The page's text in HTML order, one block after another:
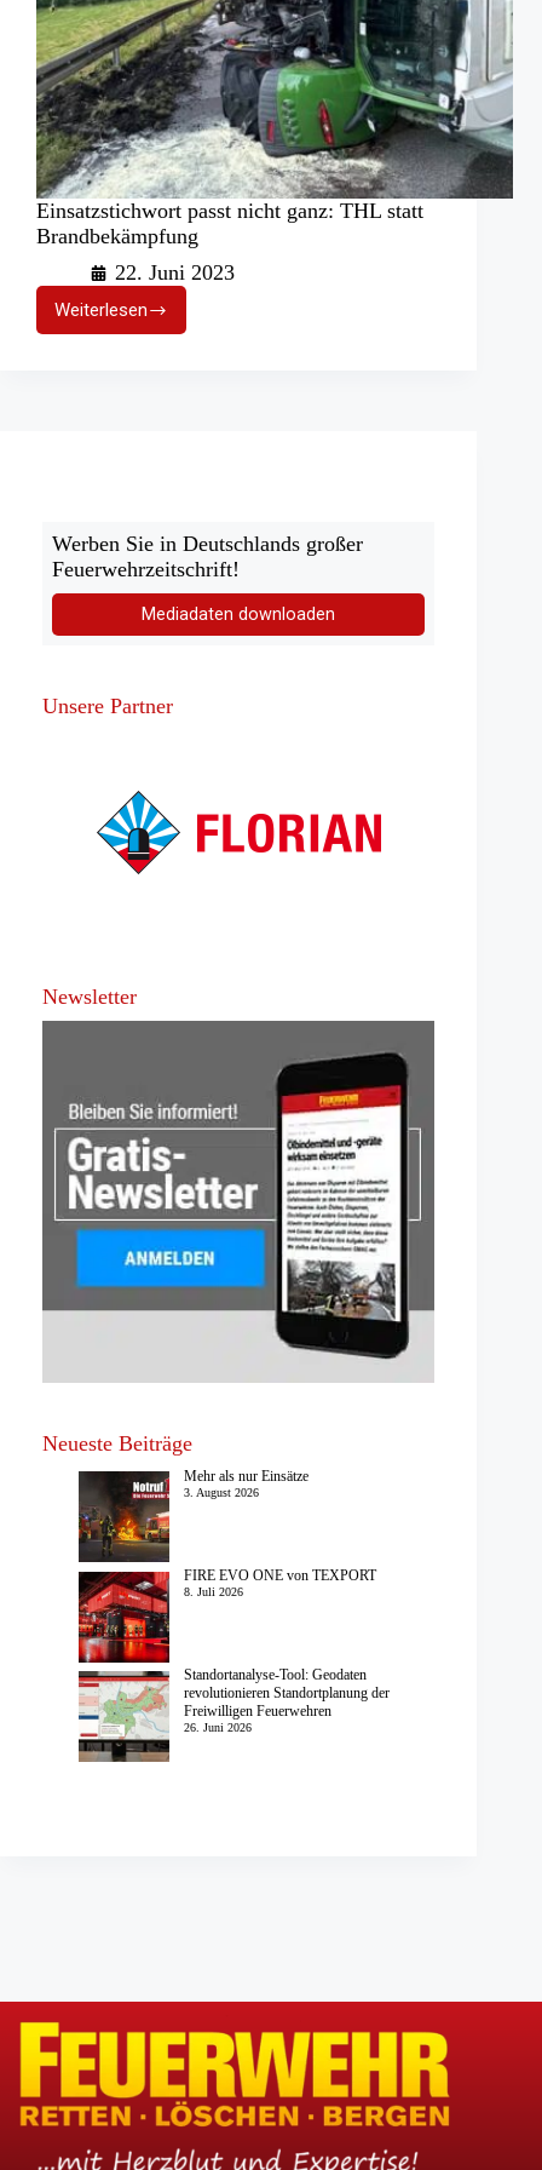
Einsatzstichwort passt nicht ganz: THL statt
Brandbekämpfung
22. Juni 2023
WeiterlesenEinsatzstichwort
passt
Werben Sie in Deutschlands großer
Feuerwehrzeitschrift!
Mediadaten downloaden
Unsere Partner
Newsletter
Neueste Beiträge
Mehr als nur Einsätze
3. August 2026
FIRE EVO ONE von TEXPORT
8. Juli 2026
Standortanalyse-Tool: Geodaten
revolutionieren Standortplanung der
Freiwilligen Feuerwehren
26. Juni 2026